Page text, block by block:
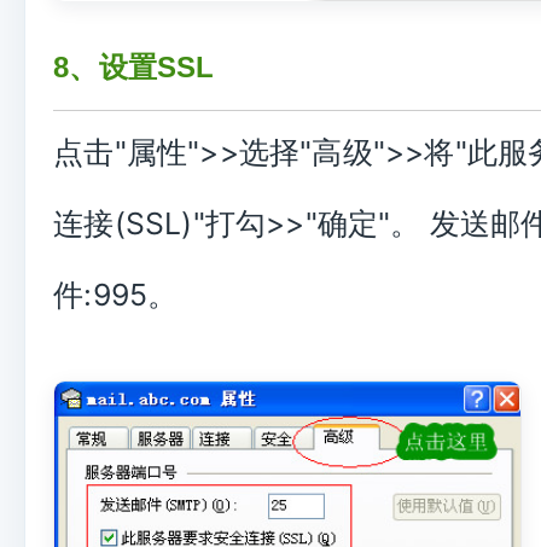
8、设置SSL
点击"属性">>选择"高级">>将"此服
连接(SSL)"打勾>>"确定"。 发送邮
件:995。